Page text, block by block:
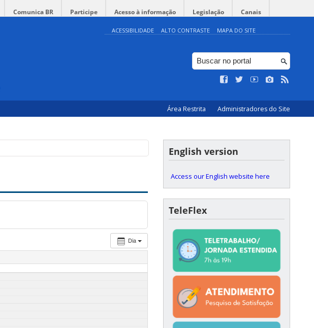
Comunica BR Participe Acesso à informação Legislação Canais
ACESSIBILIDADE ALTO CONTRASTE MAPA DO SITE
Área Restrita Administradores do Site
Dia
English version
Access our English website here
TeleFlex